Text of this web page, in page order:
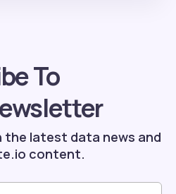
To
latest data news and
content.